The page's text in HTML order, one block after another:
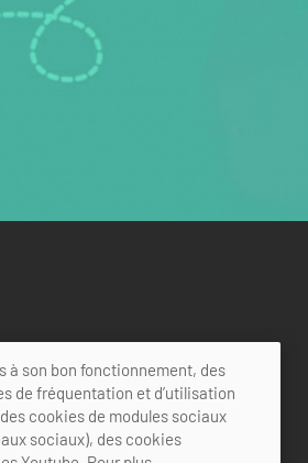
à son bon fonctionnement, des
de fréquentation et d’utilisation
cookies de modules sociaux
sociaux), des cookies